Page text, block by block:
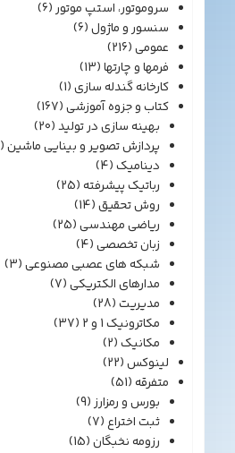
سروموتور، استپ موتور(6)
سنسور و ماژول(6)
عمومی(216)
فرمها و چارتها(13)
کارخانه گندله سازی(1)
کتاب و جزوه آموزشی(167)
بهینه سازی در تولید(20)
پردازش تصویر و بینایی ماشین(21)
دینامیک(4)
رباتیک پیشرفته(25)
روش تحقیق(14)
ریاضی مهندسی(25)
زبان تخصصی(4)
شبکه های عصبی مصنوعی(3)
مدارهای الکتریکی(7)
مدیریت(28)
مکاترونیک 1 و 2
(37)
مکانیک(2)
لینوکس(22)
متفرقه(51)
بورس و رمزارز(9)
ثبت اختراع(7)
رزومه نخبگان(15)